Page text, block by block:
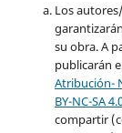
Los
su obra. A
publicarán
Atribución-
BY-NC-SA
compartir